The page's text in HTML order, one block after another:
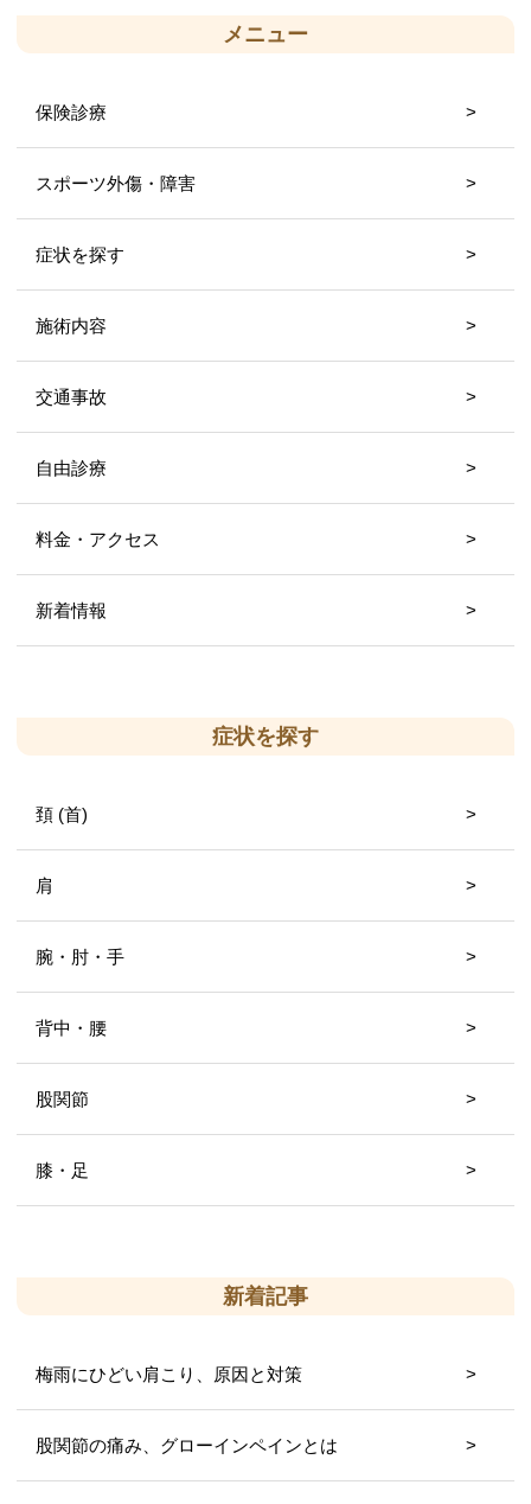
メニュー
保険診療
スポーツ外傷・障害
症状を探す
施術内容
交通事故
自由診療
料金・アクセス
新着情報
症状を探す
頚 (首)
肩
腕・肘・手
背中・腰
股関節
膝・足
新着記事
梅雨にひどい肩こり、原因と対策
股関節の痛み、グローインペインとは